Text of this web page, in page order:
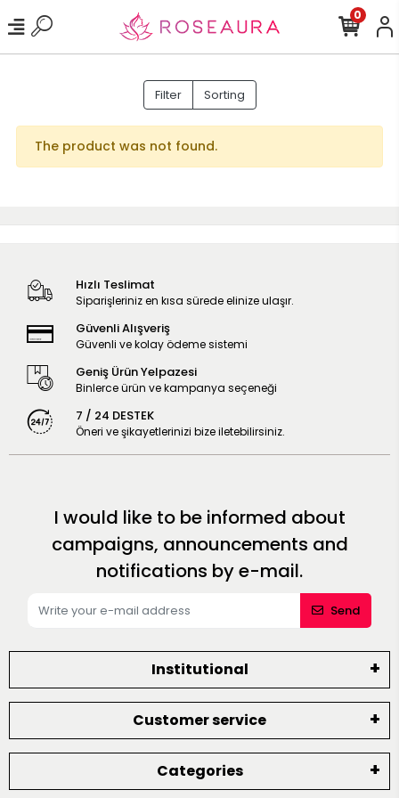
0
Filter Sorting
The product was not found.
Hızlı Teslimat
Siparişleriniz en kısa sürede elinize ulaşır.
Güvenli Alışveriş
Güvenli ve kolay ödeme sistemi
Geniş Ürün Yelpazesi
Binlerce ürün ve kampanya seçeneği
7 / 24 DESTEK
Öneri ve şikayetlerinizi bize iletebilirsiniz.
I would like to be informed about
campaigns, announcements and
notifications by e-mail.
Send
Institutional
Customer service
Categories